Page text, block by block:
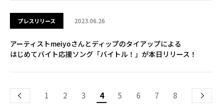
プレスリリース 2023.06.26
アーティストmeiyoさんとディップのタイアップによる
はじめてバイト応援ソング「バイトル！」が本日リリース！
1 2 3 4 5 6 7 8